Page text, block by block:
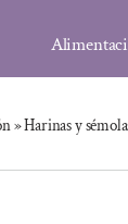
»Harinas y